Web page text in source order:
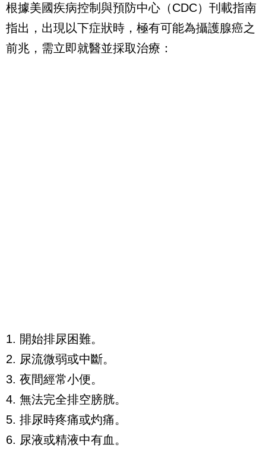
根據美國疾病控制與預防中心（CDC）刊載指南
指出，出現以下症狀時，極有可能為攝護腺癌之
前兆，需立即就醫並採取治療：
1. 開始排尿困難。
2. 尿流微弱或中斷。
3. 夜間經常小便。
4. 無法完全排空膀胱。
5. 排尿時疼痛或灼痛。
6. 尿液或精液中有血。